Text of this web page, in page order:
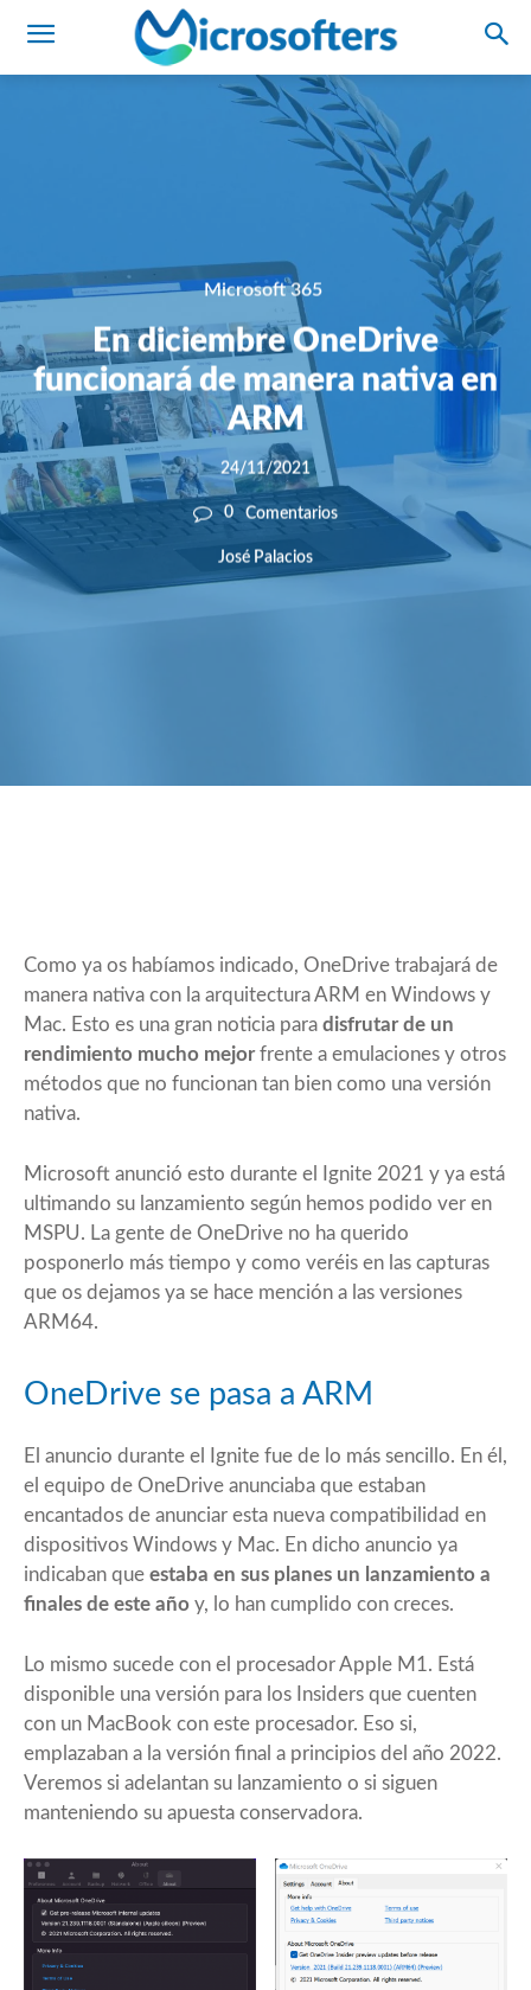
Microsoft 365
En diciembre OneDrive
funcionará de manera nativa en
ARM
24/11/2021
0 Comentarios
José Palacios
Como ya os habíamos indicado, OneDrive trabajará de
manera nativa con la arquitectura ARM en Windows y
Mac. Esto es una gran noticia para disfrutar de un
rendimiento mucho mejorfrente a emulaciones y otros
métodos que no funcionan tan bien como una versión
nativa.
Microsoft anunció esto durante el Ignite 2021 y ya está
ultimando su lanzamiento según hemos podido ver en
MSPU. La gente de OneDrive no ha querido
posponerlo más tiempo y como veréis en las capturas
que os dejamos ya se hace mención a las versiones
ARM64.
OneDrive se pasa a ARM
El anuncio durante el Ignite fue de lo más sencillo. En él,
el equipo de OneDrive anunciaba que estaban
encantados de anunciar esta nueva compatibilidad en
dispositivos Windows y Mac. En dicho anuncio ya
indicaban que estaba en sus planes un lanzamiento a
finales de este año y, lo han cumplido con creces.
Lo mismo sucede con el procesador Apple M1. Está
disponible una versión para los Insiders que cuenten
con un MacBook con este procesador. Eso si,
emplazaban a la versión final a principios del año 2022.
Veremos si adelantan su lanzamiento o si siguen
manteniendo su apuesta conservadora.